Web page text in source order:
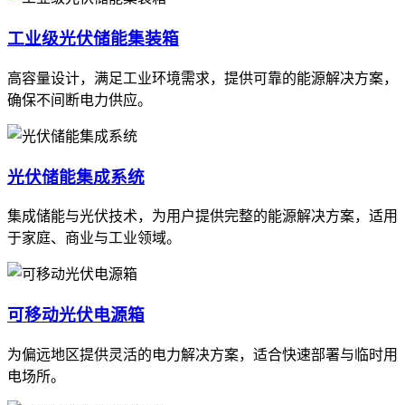
工业级光伏储能集装箱
高容量设计，满足工业环境需求，提供可靠的能源解决方案，
确保不间断电力供应。
光伏储能集成系统
集成储能与光伏技术，为用户提供完整的能源解决方案，适用
于家庭、商业与工业领域。
可移动光伏电源箱
为偏远地区提供灵活的电力解决方案，适合快速部署与临时用
电场所。